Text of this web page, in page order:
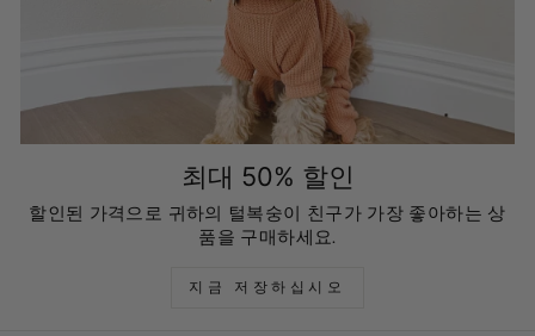
최대 50% 할인
할인된 가격으로 귀하의 털복숭이 친구가 가장 좋아하는 상
품을 구매하세요.
지금 저장하십시오